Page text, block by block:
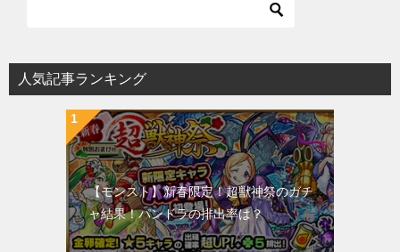
人気記事ランキング
【モンスト】新春限定！超獣神祭のガチ
ャ結果！パンドラの排出率は？